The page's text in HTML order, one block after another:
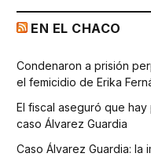
EN EL CHACO
Condenaron a prisión
el femicidio de Erika
El fiscal aseguró que
caso Álvarez Guardia
Caso Álvarez Guardia: la